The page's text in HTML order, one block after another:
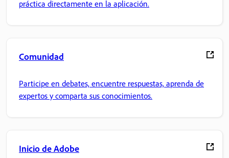
práctica directamente en la aplicación.
Comunidad
Participe en debates, encuentre respuestas, aprenda de
expertos y comparta sus conocimientos.
Inicio de Adobe